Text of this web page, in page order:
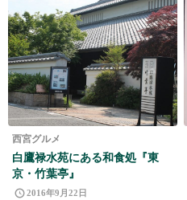
西宮グルメ
白鷹禄水苑にある和食処『東
京・竹葉亭』
2016年9月22日